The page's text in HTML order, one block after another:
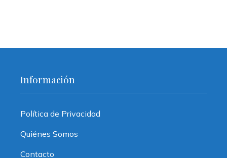
Información
Política de Privacidad
Quiénes Somos
Contacto